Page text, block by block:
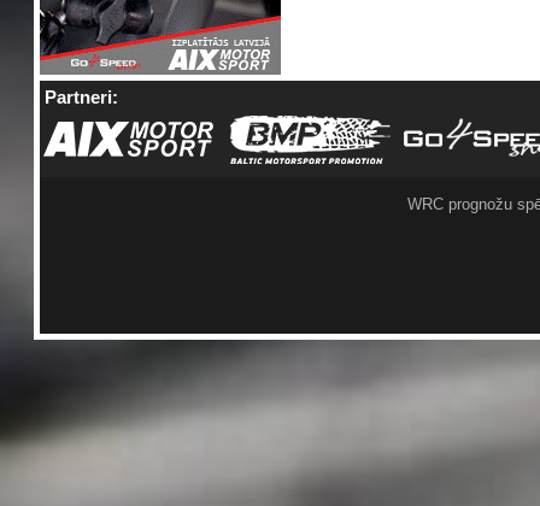
Partneri:
WRC prognožu